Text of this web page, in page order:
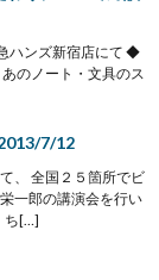
ハンズ新宿店にて ◆
のノート・文具のス
7/12
、 全国２５箇所でビ
一郎の講演会を行い
ち[…]